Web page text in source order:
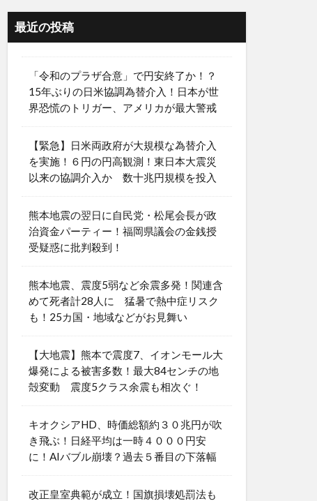
最近の投稿
「令和のプラザ合意」で円安終了か！？
15年ぶりの日米協調為替介入！日本が世
界恐慌のトリガー、アメリカが最大警戒
【緊急】日米両政府が大規模な為替介入
を実施！６円の円高観測！東日本大震災
以来の協調介入か 数十兆円規模を投入
熊本地震の翌日に自民党・松尾会長が政
治資金パーティー！福岡県議会の金銭授
受疑惑に批判殺到！
熊本地震、震度5弱など余震多発！関連含
めて死者計28人に 猛暑で熱中症リスク
も！25カ国・地域などがお見舞い
【大地震】熊本で震度7、イオンモール大
爆発による被害多数！最大84センチの地
殻変動 震度5クラス余震も相次ぐ！
キオクシアHD、時価総額約３０兆円が吹
き飛ぶ！日経平均は一時４０００円安
に！AIバブル崩壊？過去５番目の下落幅
改正皇室典範が成立！国旗損壊処罰法も